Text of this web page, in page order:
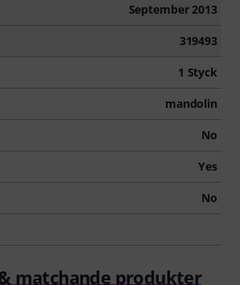
September 2013
319493
1 Styck
mandolin
No
Yes
No
matchande produkter